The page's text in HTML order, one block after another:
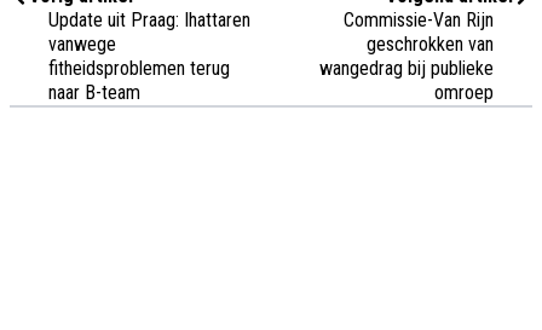
Update uit Praag: Ihattaren
vanwege
fitheidsproblemen terug
naar B-team
Commissie-Van Rijn
geschrokken van
wangedrag bij publieke
omroep